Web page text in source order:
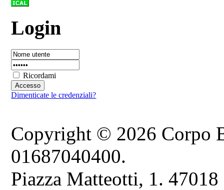
Login
Ricordami
Dimenticate le credenziali?
Copyright © 2026 Corpo
01687040400.
Piazza Matteotti, 1.